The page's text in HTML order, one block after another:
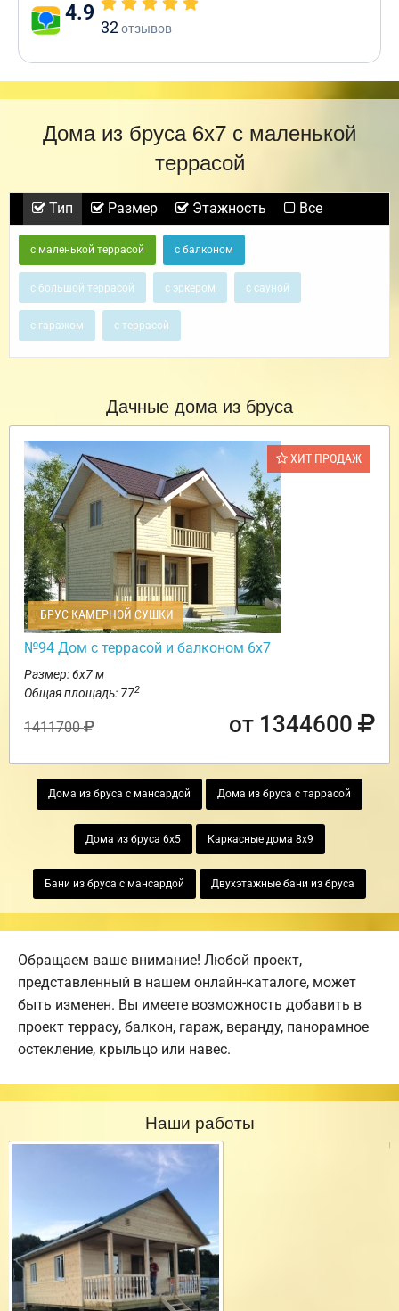
4.9
32отзывов
Дома из бруса 6х7 с маленькой
террасой
Тип Размер Этажность Все
с маленькой террасой с балконом
с большой террасой с эркером с сауной
с гаражом с террасой
Дачные дома из бруса
ХИТ ПРОДАЖ
БРУС КАМЕРНОЙ СУШКИ
№94 Дом с террасой и балконом 6х7
Размер: 6х7 м
Общая площадь: 772
1411700 от 1344600
Дома из бруса с мансардой Дома из бруса с таррасой
Дома из бруса 6х5 Каркасные дома 8х9
Бани из бруса с мансардой Двухэтажные бани из бруса
Обращаем ваше внимание! Любой проект,
представленный в нашем онлайн-каталоге, может
быть изменен. Вы имеете возможность добавить в
проект террасу, балкон, гараж, веранду, панорамное
остекление, крыльцо или навес.
Наши работы